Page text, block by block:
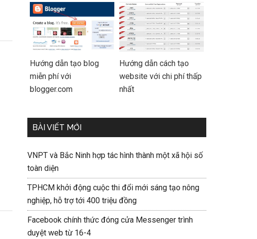
Hướng dẫn tạo blog
miễn phí với
blogger.com
Hướng dẫn cách tạo
website với chi phí thấp
nhất
BÀI VIẾT MỚI
VNPT và Bắc Ninh hợp tác hình thành một xã hội số
toàn diện
TPHCM khởi động cuộc thi đổi mới sáng tạo nông
nghiệp, hỗ trợ tới 400 triệu đồng
Facebook chính thức đóng cửa Messenger trình
duyệt web từ 16-4